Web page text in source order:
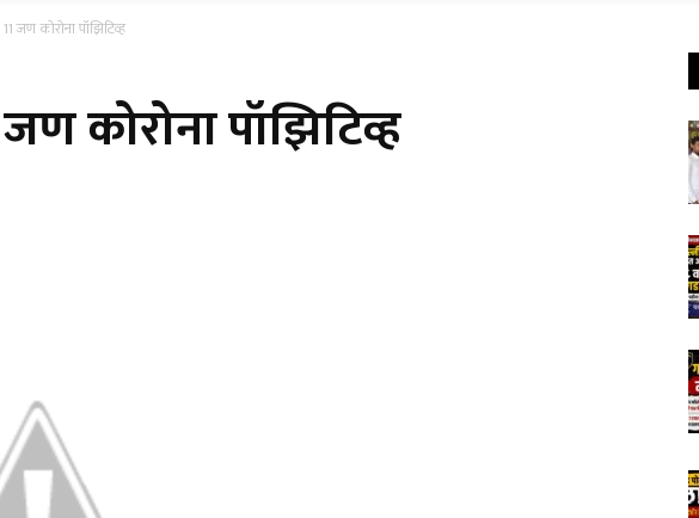
जण कोरोना पॉझिटिव्ह
कोरोना पॉझिटिव्ह